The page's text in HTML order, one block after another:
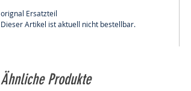
orignal Ersatzteil
Dieser Artikel ist aktuell nicht bestellbar.
Ähnliche Produkte